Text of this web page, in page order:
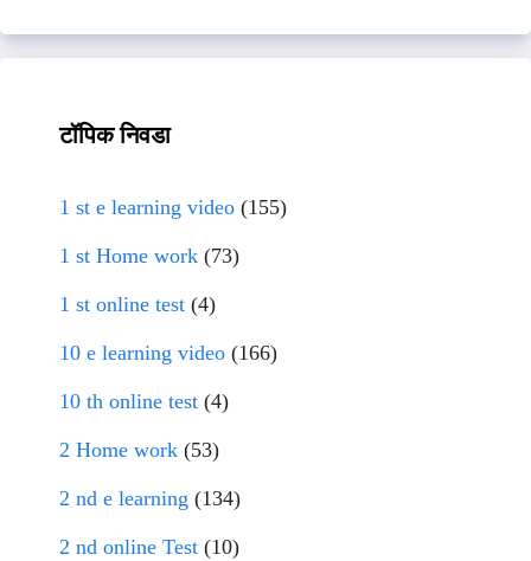
टॉपिक निवडा
1 st e learning video (155)
1 st Home work (73)
1 st online test (4)
10 e learning video (166)
10 th online test (4)
2 Home work (53)
2 nd e learning (134)
2 nd online Test (10)